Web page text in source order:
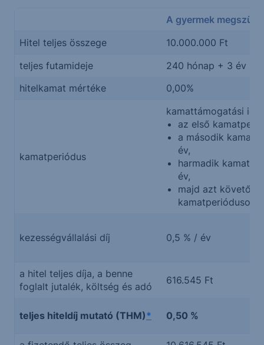
A gyermek
Hitel teljes összege
10.000.000 Ft
teljes futamideje
240 hónap + 3 év
hitelkamat mértéke
0,00%
kamatperiódus
kamattámogatási
az első
a második
év,
harmadik
év,
majd azt követően
kamatperiódusok
kezességvállalási díj 0,5 % / év
a hitel teljes díja, a benne
foglalt jutalék, költség és adó
616.545 Ft
teljes hiteldíj mutató (THM)* 0,50 %